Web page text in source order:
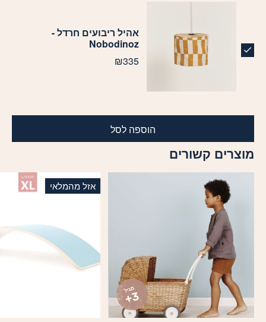
אהיל ריבועים חרדל -
Nobodinoz
₪335
הוספה לסל
מוצרים קשורים
אזל מהמלאי